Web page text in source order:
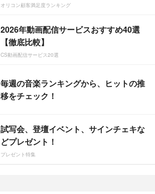
オリコン顧客満足度ランキング
2026年動画配信サービスおすすめ40選
【徹底比較】
CS動画配信サービス20選
毎週の音楽ランキングから、ヒットの推
移をチェック！
試写会、登壇イベント、サインチェキな
どプレゼント！
プレゼント特集